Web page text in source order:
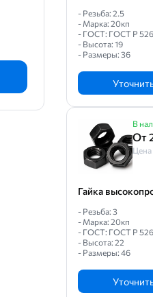
- Резьба: 2.5
- Марка: 20кп
- ГОСТ: ГОСТ Р
- Высота: 19
- Размеры: 36
В
От
Цена
Гайка
- Резьба: 3
- Марка: 20кп
- ГОСТ: ГОСТ Р
- Высота: 22
- Размеры: 46